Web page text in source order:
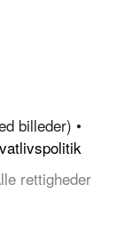
billeder) •
rettigheder